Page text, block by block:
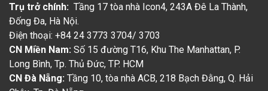
Trụ trở chính: Tầng 17 tòa nhà Icon4, 243A Đê La Thành,
Đống Đa, Hà Nội.
Điện thoại: +84 24 3773 3704/ 3703
CN Miền Nam: Số 15 đường T16, Khu The Manhattan, P.
Long Bình, Tp. Thủ Đức, TP. HCM
CN Đà Nẵng: Tầng 10, tòa nhà ACB, 218 Bạch Đằng, Q. Hải